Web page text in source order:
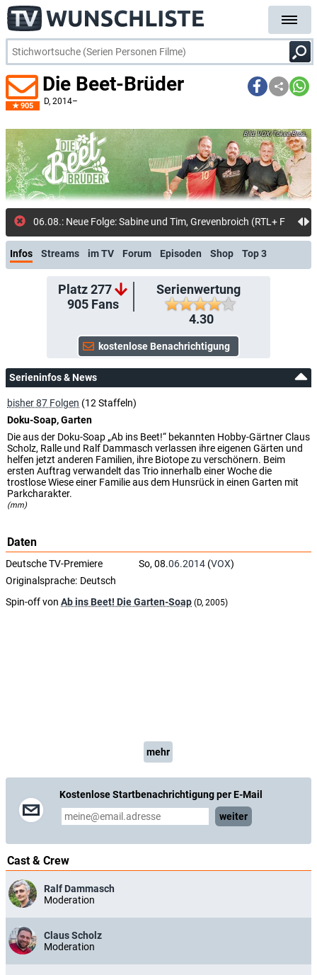
905
Die Beet-Brüder
D, 2014–
VOX/Tokee Bros.
Infos Streams im TV Forum Episoden Shop Top 3
Platz 277
905Fans
Serienwertung
4.30
Serieninfos & News
bisher 87 Folgen (12 Staffeln)
Doku-Soap, Garten
Die aus der Doku-Soap „Ab ins Beet!“ bekannten Hobby-Gärtner Claus
Scholz, Ralle und Ralf Dammasch verlassen ihre eigenen Gärten und
helfen jetzt anderen Familien, ihre Biotope zu verschönern. Beim
ersten Auftrag verwandelt das Trio innerhalb einer Woche die
trostlose Wiese einer Familie aus dem Hunsrück in einen Garten mit
Parkcharakter.
(mm)
Daten
Deutsche TV-Premiere So, 08.06.2014 (VOX)
Originalsprache: Deutsch
Spin-off von Ab ins Beet! Die Garten-Soap (D, 2005)
mehr
Kostenlose Startbenachrichtigung per E-Mail
weiter
Cast & Crew
Ralf Dammasch
Moderation
Claus Scholz
Moderation